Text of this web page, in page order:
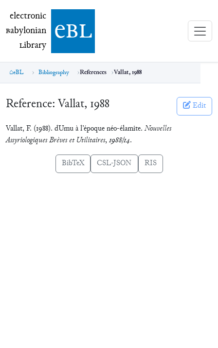
electronic Babylonian Library (eBL)
electronic
Babylonian
Library ebl
eBL Bibliography References Vallat, 1988
Reference: Vallat, 1988 Edit
Vallat, F. (1988). dUmu à l’époque néo-élamite. Nouvelles
Assyriologiques Brèves et Utilitaires,1988/14.
BibTeX CSL-JSON RIS